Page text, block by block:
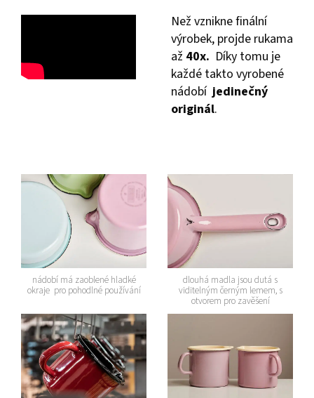
Než vznikne finální
výrobek, projde rukama
až 40x. Díky tomu je
každé takto vyrobené
nádobí jedinečný
originál.
nádobí má zaoblené hladké
okraje pro pohodlné používání
dlouhá madla jsou dutá s
viditelným černým lemem, s
otvorem pro zavěšení